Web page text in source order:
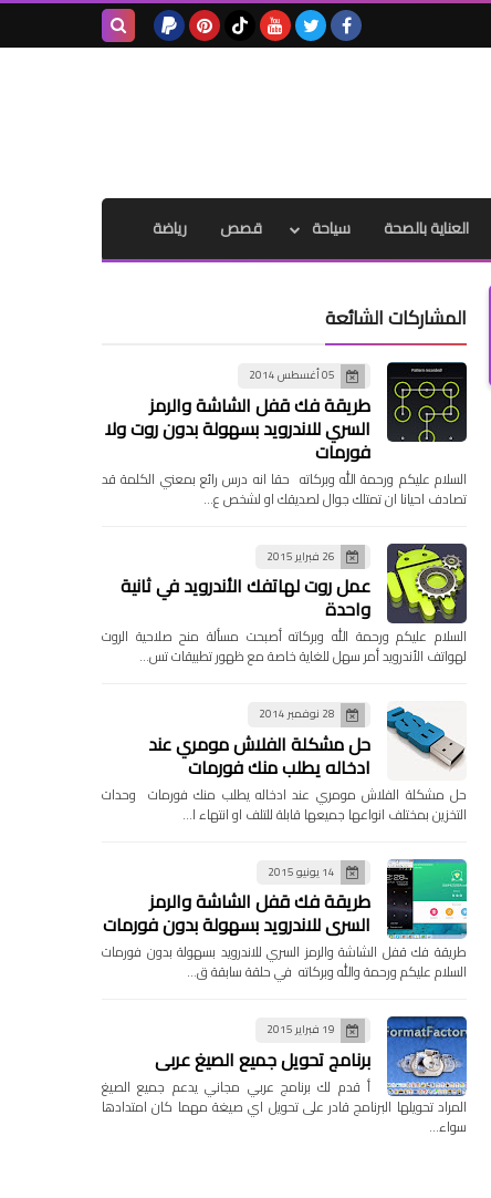
العناية بالصحة سياحة قصص رياضة
المشاركات الشائعة
05 أغسطس 2014
طريقة فك قفل الشاشة والرمز
السري للاندرويد بسهولة بدون روت ولا
فورمات
السلام عليكم ورحمة الله وبركاته حقا انه درس رائع بمعني الكلمة قد
تصادف احيانا ان تمتلك جوال لصديقك او لشخص ع…
26 فبراير 2015
عمل روت لهاتفك الأندرويد في ثانية
واحدة
السلام عليكم ورحمة الله وبركاته أصبحت مسألة منح صلاحية الروت
لهواتف الأندرويد أمر سهل للغاية خاصة مع ظهور تطبيقات تس…
28 نوفمبر 2014
حل مشكلة الفلاش مومري عند
ادخاله يطلب منك فورمات
حل مشكلة الفلاش مومري عند ادخاله يطلب منك فورمات وحدات
التخزين بمختلف انواعها جميعها قابلة للتلف او انتهاء ا…
14 يونيو 2015
طريقة فك قفل الشاشة والرمز
السري للاندرويد بسهولة بدون فورمات
طريقة فك قفل الشاشة والرمز السري للاندرويد بسهولة بدون فورمات
السلام عليكم ورحمة والله وبركاته في حلقة سابقة ق…
19 فبراير 2015
برنامج تحويل جميع الصيغ عربي
أ قدم لك برنامج عربي مجاني يدعم جميع الصيغ
المراد تحويلها البرنامج قادر على تحويل اي صيغة مهما كان امتدادها
سواء…